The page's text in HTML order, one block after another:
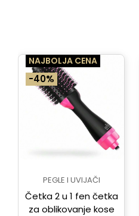
NAJBOLJA CENA
-40%
PEGLE I UVIJAČI
Četka 2 u 1 fen četka
za oblikovanje kose